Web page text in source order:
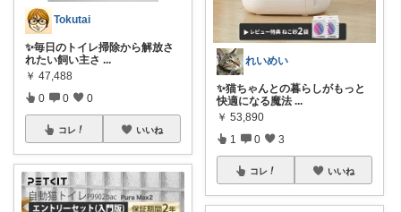
Tokutai
✨毎日のトイレ掃除から解放さ
れたい飼い主さ ...
￥ 47,488
0 0 0
コレ いいね
れいめい
✨猫ちゃんとの暮らしがもっと
快適になる魔法 ...
￥ 53,890
1 0 3
コレ いいね